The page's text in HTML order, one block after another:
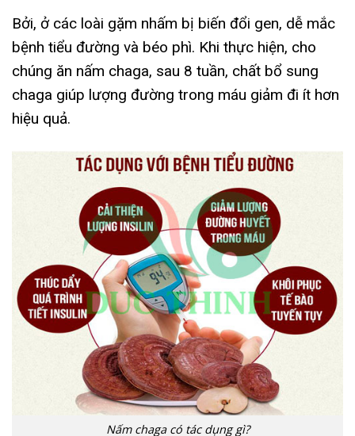
Bởi, ở các loài gặm nhấm bị biến đổi gen, dễ mắc
bệnh tiểu đường và béo phì. Khi thực hiện, cho
chúng ăn nấm chaga, sau 8 tuần, chất bổ sung
chaga giúp lượng đường trong máu giảm đi ít hơn
hiệu quả.
Nấm chaga có tác dụng gì?